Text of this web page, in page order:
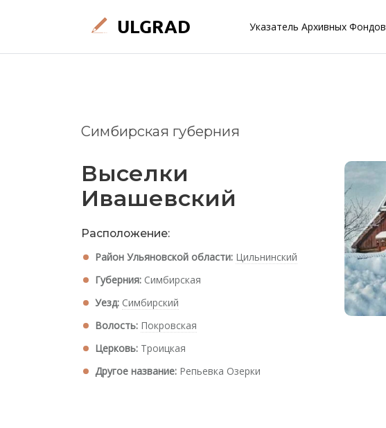
Указатель Архивных Фондов
Симбирская губерния
Выселки
Ивашевский
Расположение:
Район Ульяновской области: Цильнинский
Губерния: Симбирская
Уезд: Симбирский
Волость: Покровская
Церковь: Троицкая
Другое название: Репьевка Озерки